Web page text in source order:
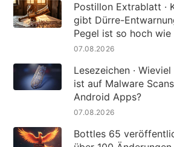
Postillon Extrablatt ·
gibt Dürre-
Pegel ist so hoch wie
07.08.2026
Lesezeichen ·
ist auf Malware
Android Apps?
07.08.2026
Bottles 65